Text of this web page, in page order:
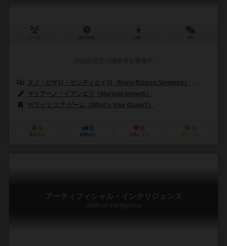
ヌノ・ビザロ・センティエイロ（Nuno Bizarro Sentieiro）
マリアーノ・イアンエリ（Mariano Iannelli）
ホワッツ ユア ゲーム（What's Your Game?）
5
興味あり
0
経験あり
0
お気に入り
0
持ってる
アーティフィシャル・インテリジェンス
Artificial Intelligence